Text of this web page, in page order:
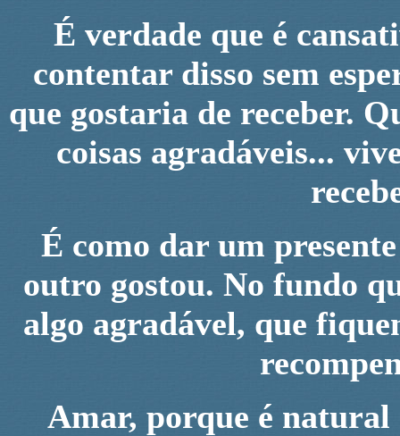
É verdade que é
contentar disso sem
que gostaria de receber.
coisas agradáveis...
É como dar um
outro gostou. No fundo
algo agradável, que
Amar, porque é